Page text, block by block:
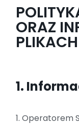
ORAZ
1.
1. Operatorem